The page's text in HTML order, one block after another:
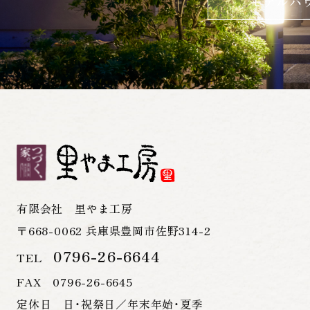
有限会社 里やま工房
〒668-0062 兵庫県豊岡市佐野314-2
TEL 0796-26-6644
FAX 0796-26-6645
定休日 日・祝祭日／年末年始・夏季